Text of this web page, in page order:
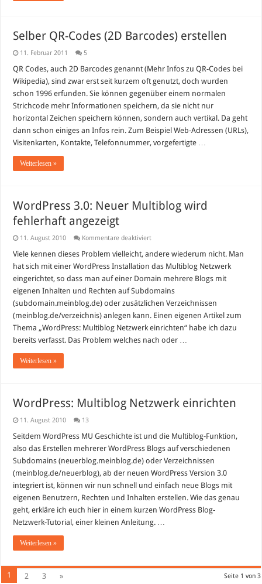
Selber QR-Codes (2D Barcodes) erstellen
11. Februar 2011 5
QR Codes, auch 2D Barcodes genannt (Mehr Infos zu QR-Codes bei
Wikipedia), sind zwar erst seit kurzem oft genutzt, doch wurden
schon 1996 erfunden. Sie können gegenüber einem normalen
Strichcode mehr Informationen speichern, da sie nicht nur
horizontal Zeichen speichern können, sondern auch vertikal. Da geht
dann schon einiges an Infos rein. Zum Beispiel Web-Adressen (URLs),
Visitenkarten, Kontakte, Telefonnummer, vorgefertigte …
Weiterlesen »
WordPress 3.0: Neuer Multiblog wird
fehlerhaft angezeigt
11. August 2010 Kommentare deaktiviertfür
3.0:
Multiblog
wird
fehlerhaft
angezeigt
Viele kennen dieses Problem vielleicht, andere wiederum nicht. Man
hat sich mit einer WordPress Installation das Multiblog Netzwerk
eingerichtet, so dass man auf einer Domain mehrere Blogs mit
eigenen Inhalten und Rechten auf Subdomains
(subdomain.meinblog.de) oder zusätzlichen Verzeichnissen
(meinblog.de/verzeichnis) anlegen kann. Einen eigenen Artikel zum
Thema „WordPress: Multiblog Netzwerk einrichten“ habe ich dazu
bereits verfasst. Das Problem welches nach oder …
Weiterlesen »
WordPress: Multiblog Netzwerk einrichten
11. August 2010 13
Seitdem WordPress MU Geschichte ist und die Multiblog-Funktion,
also das Erstellen mehrerer WordPress Blogs auf verschiedenen
Subdomains (neuerblog.meinblog.de) oder Verzeichnissen
(meinblog.de/neuerblog), ab der neuen WordPress Version 3.0
integriert ist, können wir nun schnell und einfach neue Blogs mit
eigenen Benutzern, Rechten und Inhalten erstellen. Wie das genau
geht, erkläre ich euch hier in einem kurzen WordPress Blog-
Netzwerk-Tutorial, einer kleinen Anleitung. …
Weiterlesen »
Seite 1 von 3
1 2 3 »